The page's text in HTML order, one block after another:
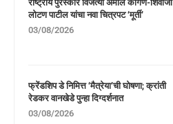
लोटण पाटील यांचा नवा चित्रपट ‘मूर्ती’
03/08/2026
फ्रेंडशिप डे निमित्त ‘मैत्रेया’ची घोषणा; क्रांती
रेडकर वानखेडे पुन्हा दिग्दर्शनात
03/08/2026